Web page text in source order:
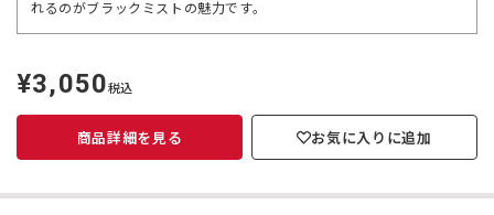
れるのがブラックミストの魅力です。
定
価
¥3,050税込
商品詳細を見る お気に入りに追加